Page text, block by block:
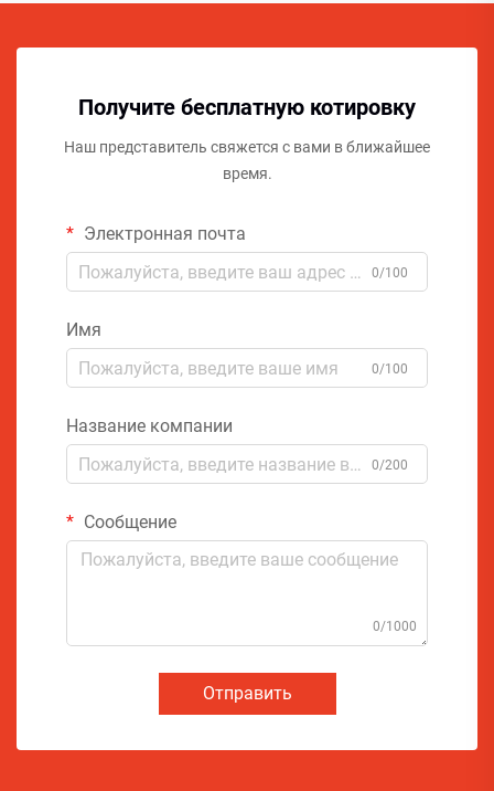
Получите бесплатную котировку
Наш представитель свяжется с вами в ближайшее
время.
Электронная почта
0/100
Имя
0/100
Название компании
0/200
Сообщение
0/1000
Отправить